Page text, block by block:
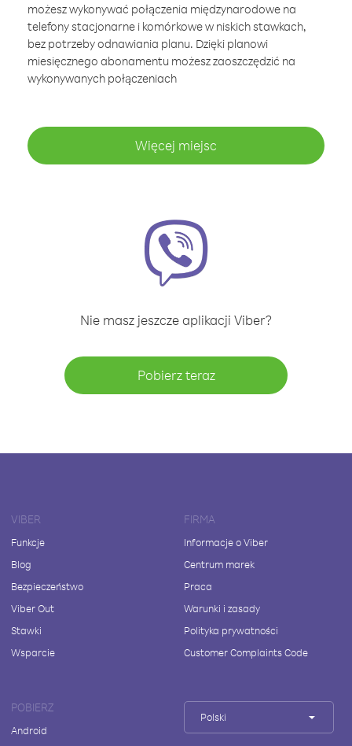
możesz wykonywać połączenia międzynarodowe na
telefony stacjonarne i komórkowe w niskich stawkach,
bez potrzeby odnawiania planu. Dzięki planowi
miesięcznego abonamentu możesz zaoszczędzić na
wykonywanych połączeniach
Więcej miejsc
Nie masz jeszcze aplikacji Viber?
Pobierz teraz
VIBER
Funkcje
Blog
Bezpieczeństwo
Viber Out
Stawki
Wsparcie
FIRMA
Informacje o Viber
Centrum marek
Praca
Warunki i zasady
Polityka prywatności
Customer Complaints Code
POBIERZ
Android
Polski